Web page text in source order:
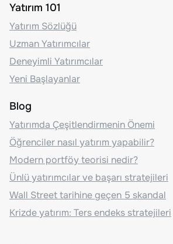
Yatırım 101
Yatırım Sözlüğü
Uzman Yatırımcılar
Deneyimli Yatırımcılar
Yeni Başlayanlar
Blog
Yatırımda Çeşitlendirmenin Önemi
Öğrenciler nasıl yatırım yapabilir?
Modern portföy teorisi nedir?
Ünlü yatırımcılar ve başarı stratejileri
Wall Street tarihine geçen 5 skandal
Krizde yatırım: Ters endeks stratejileri